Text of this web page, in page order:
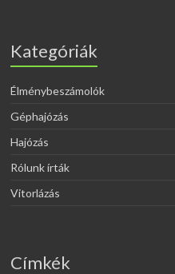
Kategóriák
Élménybeszámolók
Géphajózás
Hajózás
Rólunk írták
Vitorlázás
Címkék